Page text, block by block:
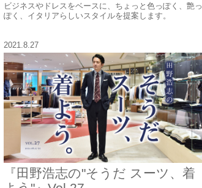
ビジネスやドレスをベースに、ちょっと色っぽく、艶っ
ぽく、イタリアらしいスタイルを提案します。
2021.8.27
『田野浩志の"そうだ スーツ、着